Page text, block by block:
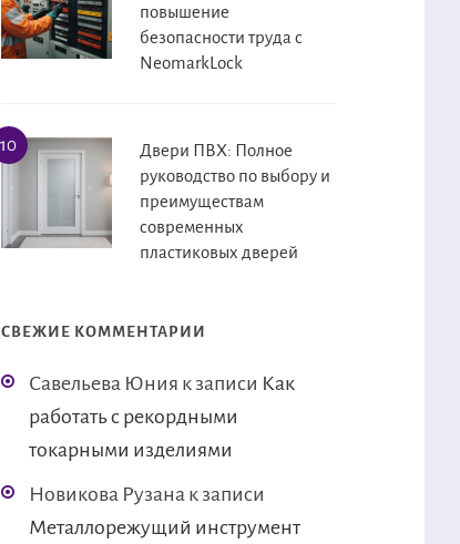
повышение
безопасности труда с
NeomarkLock
Двери ПВХ: Полное
руководство по выбору и
преимуществам
современных
пластиковых дверей
СВЕЖИЕ КОММЕНТАРИИ
Савельева Юния к записи Как
работать с рекордными
токарными изделиями
Новикова Рузана к записи
Металлорежущий инструмент